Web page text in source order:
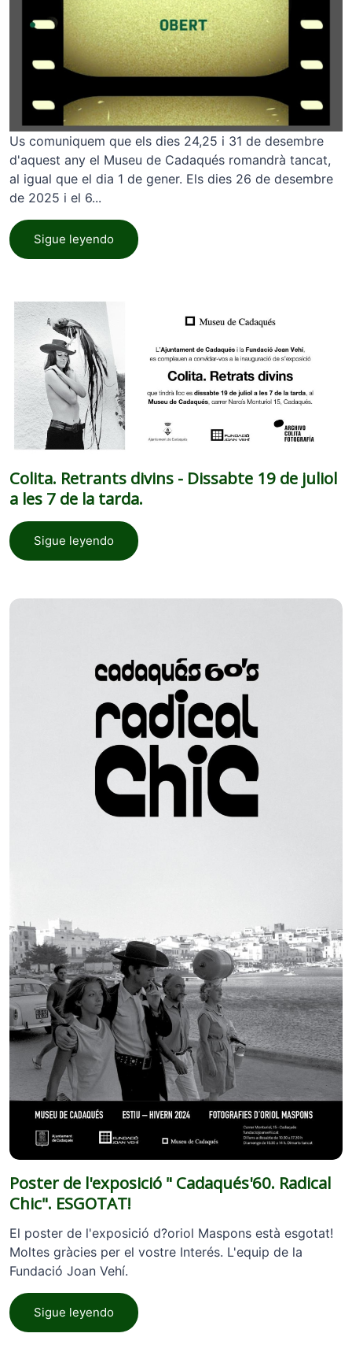
Us comuniquem que els dies 24,25 i 31 de desembre
d'aquest any el Museu de Cadaqués romandrà tancat,
al igual que el dia 1 de gener. Els dies 26 de desembre
de 2025 i el 6...
Sigue leyendo
Colita. Retrants divins - Dissabte 19 de juliol
a les 7 de la tarda.
Sigue leyendo
Poster de l'exposició " Cadaqués'60. Radical
Chic". ESGOTAT!
El poster de l'exposició d?oriol Maspons està esgotat!
Moltes gràcies per el vostre Interés. L'equip de la
Fundació Joan Vehí.
Sigue leyendo